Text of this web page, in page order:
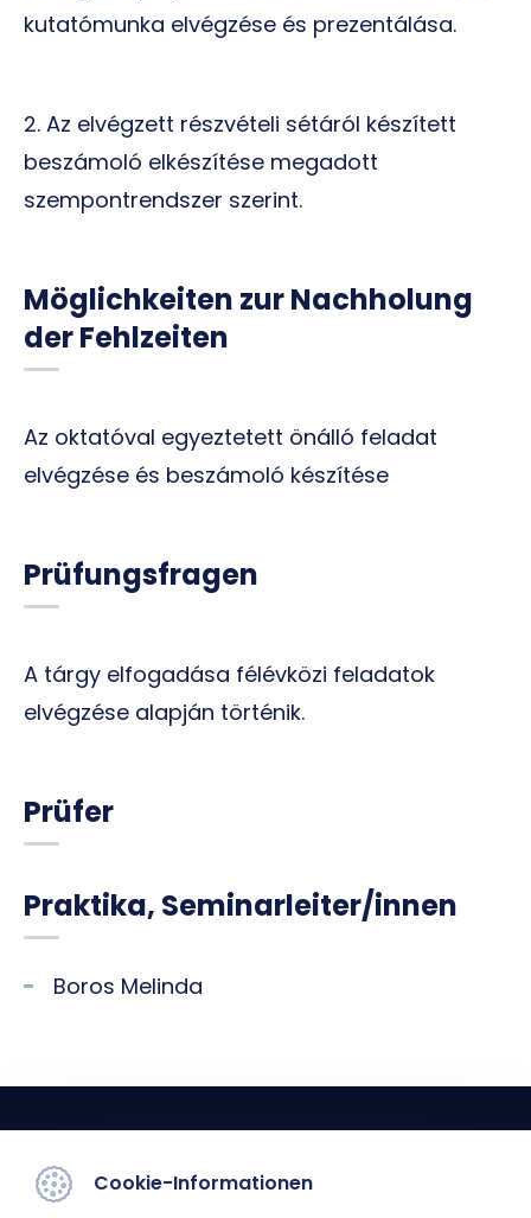
kutatómunka elvégzése és prezentálása.
2. Az elvégzett részvételi sétáról készített
beszámoló elkészítése megadott
szempontrendszer szerint.
Möglichkeiten zur Nachholung
der Fehlzeiten
Az oktatóval egyeztetett önálló feladat
elvégzése és beszámoló készítése
Prüfungsfragen
A tárgy elfogadása félévközi feladatok
elvégzése alapján történik.
Prüfer
Praktika, Seminarleiter/innen
Boros Melinda
Cookie-Informationen